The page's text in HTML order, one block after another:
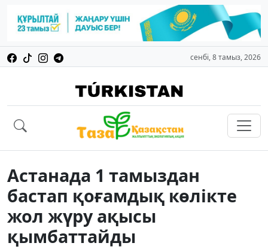
сенбі, 8 тамыз, 2026
Астанада 1 тамыздан
бастап қоғамдық көлікте
жол жүру ақысы
қымбаттайды